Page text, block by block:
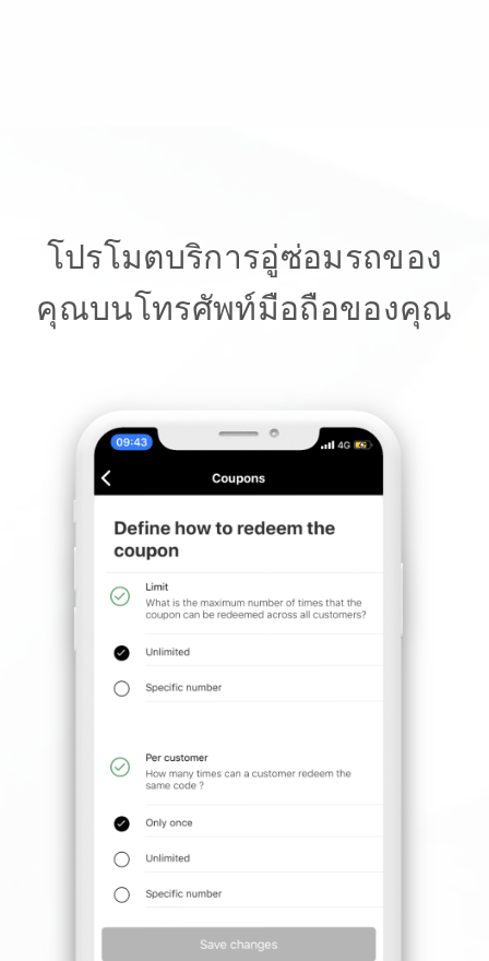
โปรโมตบริการอู่ซ่อมรถของ
คุณบนโทรศัพท์มือถือของคุณ